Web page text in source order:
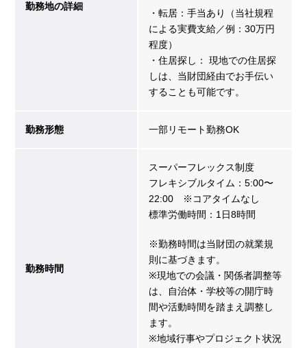
勤務地の詳細
・転居：手当あり（当社規程
による実費支給／例：30万円
程度）
・住居探し： 現地での住居探
しは、当財団経由でお手伝い
することも可能です。
勤務形態 一部リモート勤務OK
勤務時間
スーパーフレックス制度
フレキシブルタイム：5:00〜
22:00 ※コアタイムなし
標準労働時間：1日8時間
※勤務時間は当財団の就業規
則に基づきます。
※現地での会議・関係者調整等
は、自治体・学校等の開庁時
間や活動時間を踏まえ調整し
ます。
※地域行事やプロジェクト状況